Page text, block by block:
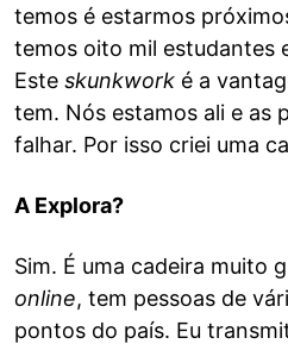
temos é estarmos
temos oito mil estudantes
Este skunkwork é a
tem. Nós estamos ali e as
falhar. Por isso criei uma
A Explora?
Sim. É uma cadeira muito
online, tem pessoas de
pontos do país. Eu